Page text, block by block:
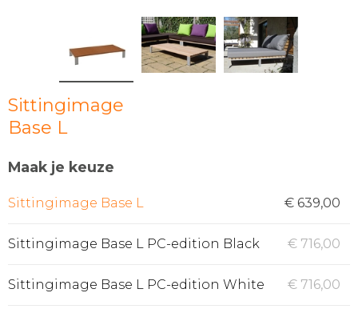
Sittingimage
Base L
Maak je keuze
Sittingimage Base L € 639,00
Sittingimage Base L PC-edition Black € 716,00
Sittingimage Base L PC-edition White € 716,00